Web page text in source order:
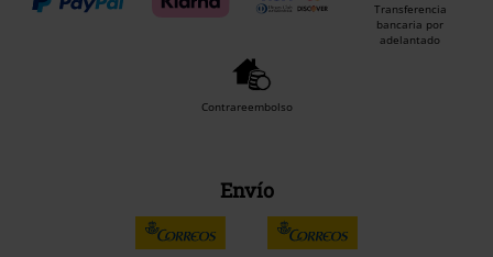
Transferencia
bancaria por
adelantado
Contrareembolso
Envío